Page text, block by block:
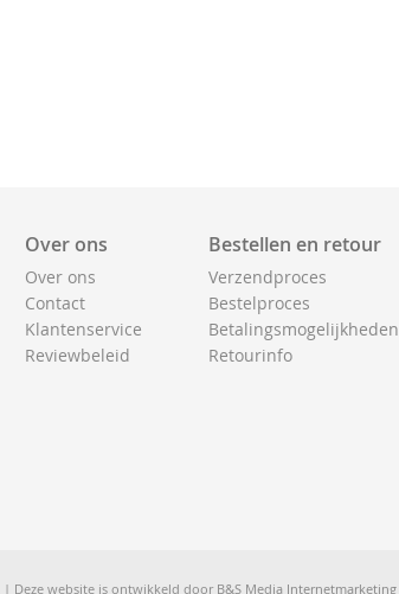
Over ons
Over ons
Contact
Klantenservice
Reviewbeleid
Bestellen en retour
Verzendproces
Bestelproces
Betalingsmogelijkheden
Retourinfo
| Deze website is ontwikkeld door B&S Media Internetmarketing